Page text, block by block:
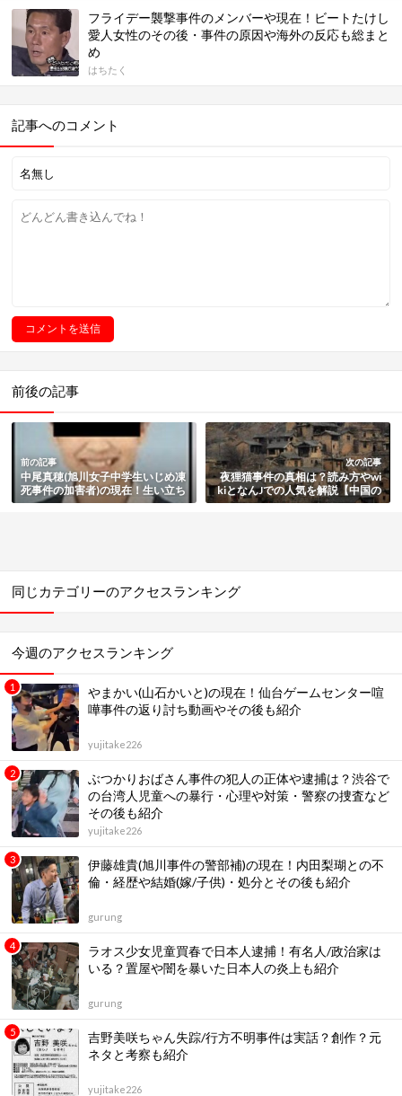
フライデー襲撃事件のメンバーや現在！ビートたけし
愛人女性のその後・事件の原因や海外の反応も総まと
め
はちたく
記事へのコメント
前後の記事
前の記事
中尾真穂(旭川女子中学生いじめ凍
死事件の加害者)の現在！生い立ち
と親や家族・かわいい評判・高校
次の記事
夜狸猫事件の真相は？読み方やwi
kiとなんJでの人気を解説【中国の
杉沢村伝説】
同じカテゴリーのアクセスランキング
今週のアクセスランキング
やまかい(山石かいと)の現在！仙台ゲームセンター喧
嘩事件の返り討ち動画やその後も紹介
yujitake226
ぶつかりおばさん事件の犯人の正体や逮捕は？渋谷で
の台湾人児童への暴行・心理や対策・警察の捜査など
その後も紹介
yujitake226
伊藤雄貴(旭川事件の警部補)の現在！内田梨瑚との不
倫・経歴や結婚(嫁/子供)・処分とその後も紹介
gurung
ラオス少女児童買春で日本人逮捕！有名人/政治家は
いる？置屋や闇を暴いた日本人の炎上も紹介
gurung
吉野美咲ちゃん失踪/行方不明事件は実話？創作？元
ネタと考察も紹介
yujitake226